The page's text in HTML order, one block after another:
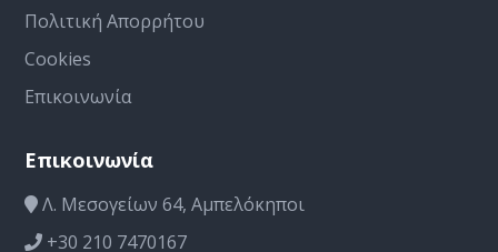
Πολιτική Απορρήτου
Cookies
Επικοινωνία
Επικοινωνία
Λ. Μεσογείων 64, Αμπελόκηποι
+30 210 7470167